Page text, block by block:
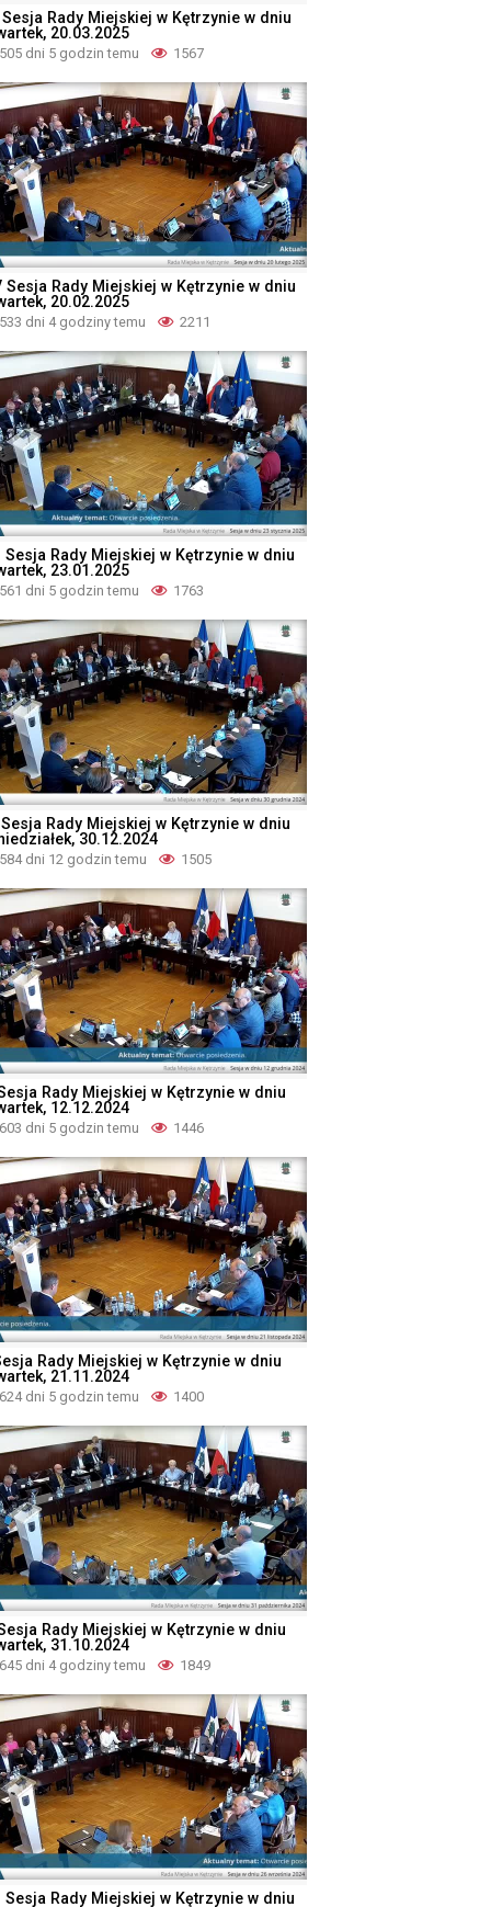
Sesja Rady Miejskiej w Kętrzynie w dniu
20.03.2025
505 dni 5 godzin temu 1567
Sesja Rady Miejskiej w Kętrzynie w dniu
20.02.2025
533 dni 4 godziny temu 2211
Sesja Rady Miejskiej w Kętrzynie w dniu
23.01.2025
561 dni 5 godzin temu 1763
Rady Miejskiej w Kętrzynie w dniu
30.12.2024
584 dni 12 godzin temu 1505
Rady Miejskiej w Kętrzynie w dniu
12.12.2024
603 dni 5 godzin temu 1446
Rady Miejskiej w Kętrzynie w dniu
21.11.2024
624 dni 5 godzin temu 1400
Rady Miejskiej w Kętrzynie w dniu
31.10.2024
645 dni 4 godziny temu 1849
Sesja Rady Miejskiej w Kętrzynie w dniu